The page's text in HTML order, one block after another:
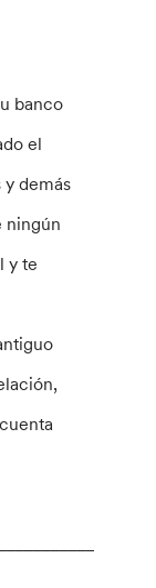
banco
el
demás
ningún
y te